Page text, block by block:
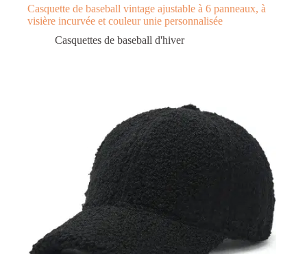
Casquette de baseball vintage ajustable à 6 panneaux, à
visière incurvée et couleur unie personnalisée
Casquettes de baseball d'hiver